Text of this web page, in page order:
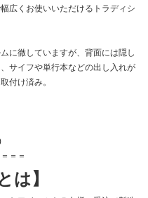
広くお使いいただけるトラディシ
に徹していますが、背面には隠し
サイフや単行本などの出し入れが
付け済み。
＝＝
とは】